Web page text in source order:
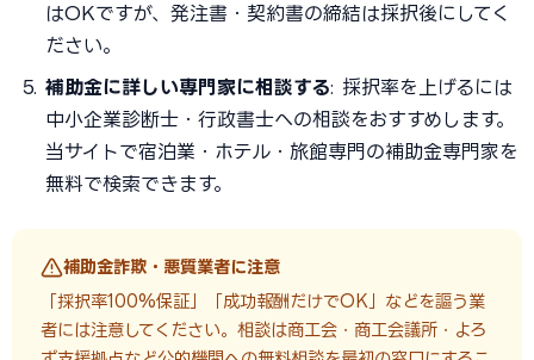
はOKですが、発注書・契約書の締結は採択後にしてく
ださい。
補助金に詳しい専門家に相談する: 採択率を上げるには
中小企業診断士・行政書士への相談をおすすめします。
当サイトで宿泊業・ホテル・旅館専門の補助金専門家を
無料で検索できます。
補助金詐欺・悪質業者に注意
「採択率100%保証」「成功報酬だけでOK」などを謳う業
者には注意してください。相談は商工会・商工会議所・よろ